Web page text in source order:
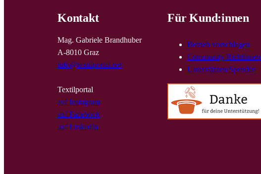
Kontakt
Mag. Gabriele Brandhuber
A-8010 Graz
info@textilportal.net
Textilportal
auf Instagram
auf Facebook
auf LinkedIn
Für Kund:innen
Betrieb vorschlagen
Community Richtlinien
Unterstützen/Spenden